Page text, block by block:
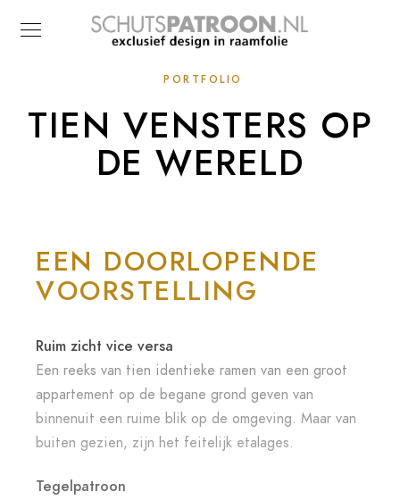
PORTFOLIO
TIEN VENSTERS OP
DE WERELD
EEN DOORLOPENDE
VOORSTELLING
Ruim zicht vice versa
Een reeks van tien identieke ramen van een groot
appartement op de begane grond geven van
binnenuit een ruime blik op de omgeving. Maar van
buiten gezien, zijn het feitelijk etalages.
Tegelpatroon